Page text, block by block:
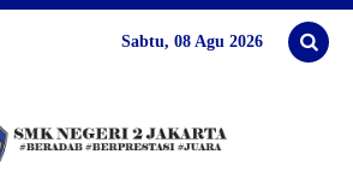
Sabtu, 08 Agu 2026